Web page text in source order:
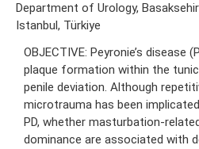
Department of Urology,
Istanbul, Türkiye
OBJECTIVE: Peyronie’s disease
plaque formation within the
penile deviation. Although
microtrauma has been
PD, whether masturbation-
dominance are associated with